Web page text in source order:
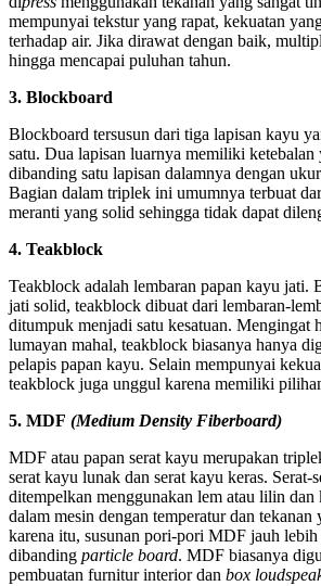
mempunyai tekstur yang rapat, kekuatan
terhadap air. Jika dirawat dengan baik,
hingga mencapai puluhan tahun.
3. Blockboard
Blockboard tersusun dari tiga lapisan kayu
satu. Dua lapisan luarnya memiliki
dibanding satu lapisan dalamnya dengan
Bagian dalam triplek ini umumnya terbuat
meranti yang solid sehingga tidak dapat
4. Teakblock
Teakblock adalah lembaran papan kayu jati.
jati solid, teakblock dibuat dari lembaran-
ditumpuk menjadi satu kesatuan. Mengingat
lumayan mahal, teakblock biasanya hanya
pelapis papan kayu. Selain mempunyai
teakblock juga unggul karena memiliki
5. MDF (Medium Density Fiberboard)
MDF atau papan serat kayu merupakan
serat kayu lunak dan serat kayu keras. Serat-
ditempelkan menggunakan lem atau lilin dan
dalam mesin dengan temperatur dan
karena itu, susunan pori-pori MDF jauh
dibanding particle board. MDF biasanya
pembuatan furnitur interior dan box